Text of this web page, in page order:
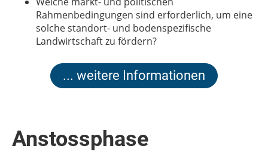
Rahmenbedingungen sind erforderlich, um eine
solche standort- und bodenspezifische
Landwirtschaft zu fördern?
... weitere Informationen
Anstossphase